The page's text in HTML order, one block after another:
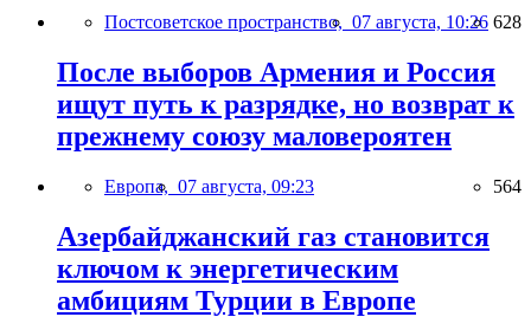
Постсоветское пространство, 07 августа, 10:26 628
После выборов Армения и Россия
ищут путь к разрядке, но возврат к
прежнему союзу маловероятен
Европа, 07 августа, 09:23 564
Азербайджанский газ становится
ключом к энергетическим
амбициям Турции в Европе